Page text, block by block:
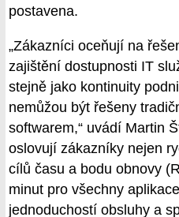
postavena.
„Zákazníci oceňují na
zajištění dostupnosti IT
stejně jako kontinuity
nemůžou být řešeny
softwarem,“ uvádí Martin
oslovují zákazníky nejen
cílů času a bodu obnovy
minut pro všechny
jednoduchostí obsluhy a